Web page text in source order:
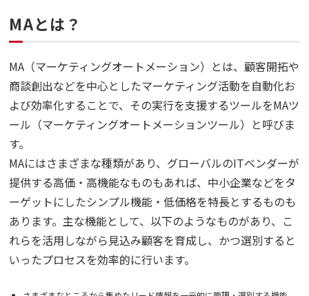
MAとは？
MA（マーケティングオートメーション）とは、顧客開拓や
商談創出などを中心としたマーケティング活動を自動化お
よび効率化することで、その実行を支援するツールをMAツ
ール（マーケティングオートメーションツール）と呼びま
す。
MAにはさまざまな種類があり、グローバルのITベンダーが
提供する高価・高機能なものもあれば、中小企業などをタ
ーゲットにしたシンプル機能・低価格を特長とするものも
あります。主な機能として、以下のようなものがあり、こ
れらを活用しながら見込み顧客を育成し、かつ選別すると
いったプロセスを効率的に行います。